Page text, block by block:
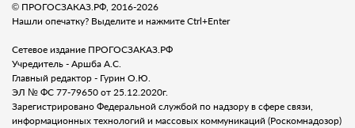
© ПРОГОСЗАКАЗ.РФ, 2016-2026
Нашли опечатку? Выделите и нажмите Ctrl+Enter
Сетевое издание ПРОГОСЗАКАЗ.РФ
Учредитель - Аршба А.С.
Главный редактор - Гурин О.Ю.
ЭЛ № ФС 77-79650 от 25.12.2020г.
Зарегистрировано Федеральной службой по надзору в сфере связи,
информационных технологий и массовых коммуникаций (Роскомнадозор)